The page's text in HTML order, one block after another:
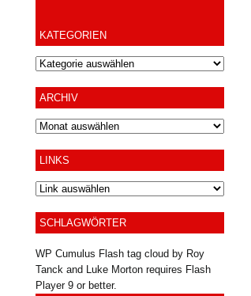
KATEGORIEN
ARCHIV
Archiv
LINKS
SCHLAGWÖRTER
WP Cumulus Flash tag cloud by Roy
Tanck and Luke Morton requires Flash
Player9 or better.